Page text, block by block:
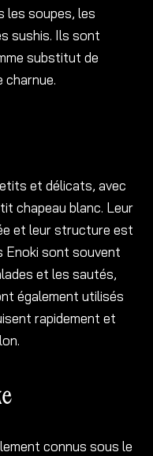
les soupes, les
sushis. Ils sont
substitut de
charnue.
et délicats, avec
chapeau blanc. Leur
et leur structure est
Enoki sont souvent
et les sautés,
également utilisés
rapidement et
connus sous le